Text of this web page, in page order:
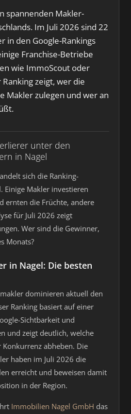
spannenden Makler-
Im Juli 2026 sind 22
in den Google-Rankings
Franchise-Betriebe
wie ImmoScout oder
zeigt, wer die
Makler zulegen und wer an
unter den
in Nagel
sich die Ranking-
Einige Makler investieren
ernten die Früchte, andere
für Juli 2026 zeigt
Wer sind die Gewinner,
Monats?
in Nagel: Die besten
dominieren aktuell den
Ranking basiert auf einer
Sichtbarkeit und
und zeigt deutlich, welche
abheben. Die
haben im Juli 2026 die
erreicht und beweisen damit
in der Region.
Immobilien Nagel GmbH das